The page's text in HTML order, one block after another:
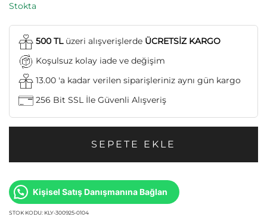
Stokta
500 TLüzeri alışverişlerde ÜCRETSİZ KARGO
Koşulsuz kolay iade ve değişim
13.00 'a kadar verilen siparişleriniz aynı gün kargo
256 Bit SSL İle Güvenli Alışveriş
SEPETE EKLE
Kişisel Satış Danışmanına Bağlan
STOK KODU: KLY-300925-0104